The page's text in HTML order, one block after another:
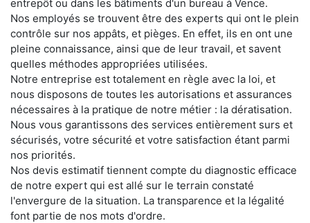
entrepôt ou dans les bâtiments d'un bureau à Vence.
Nos employés se trouvent être des experts qui ont le plein
contrôle sur nos appâts, et pièges. En effet, ils en ont une
pleine connaissance, ainsi que de leur travail, et savent
quelles méthodes appropriées utilisées.
Notre entreprise est totalement en règle avec la loi, et
nous disposons de toutes les autorisations et assurances
nécessaires à la pratique de notre métier : la dératisation.
Nous vous garantissons des services entièrement surs et
sécurisés, votre sécurité et votre satisfaction étant parmi
nos priorités.
Nos devis estimatif tiennent compte du diagnostic efficace
de notre expert qui est allé sur le terrain constaté
l'envergure de la situation. La transparence et la légalité
font partie de nos mots d'ordre.